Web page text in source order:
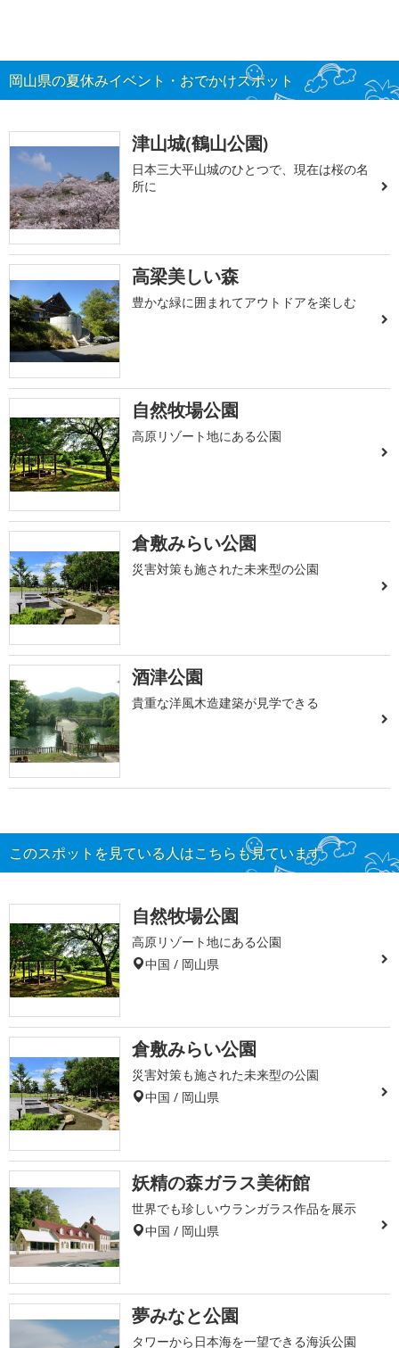
岡山県の夏休みイベント・おでかけスポット
津山城(鶴山公園)
日本三大平山城のひとつで、現在は桜の名
所に
高梁美しい森
豊かな緑に囲まれてアウトドアを楽しむ
自然牧場公園
高原リゾート地にある公園
倉敷みらい公園
災害対策も施された未来型の公園
酒津公園
貴重な洋風木造建築が見学できる
このスポットを見ている人はこちらも見ています
自然牧場公園
高原リゾート地にある公園
中国 / 岡山県
倉敷みらい公園
災害対策も施された未来型の公園
中国 / 岡山県
妖精の森ガラス美術館
世界でも珍しいウランガラス作品を展示
中国 / 岡山県
夢みなと公園
タワーから日本海を一望できる海浜公園